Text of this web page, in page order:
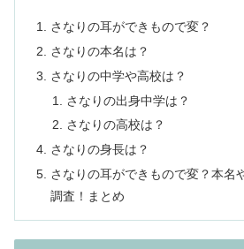
さなりの耳ができもので変？
さなりの本名は？
さなりの中学や高校は？
さなりの出身中学は？
さなりの高校は？
さなりの身長は？
さなりの耳ができもので変？本名
調査！まとめ